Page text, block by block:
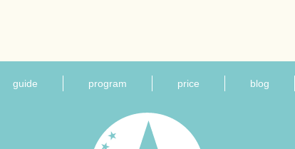
guide program price blog